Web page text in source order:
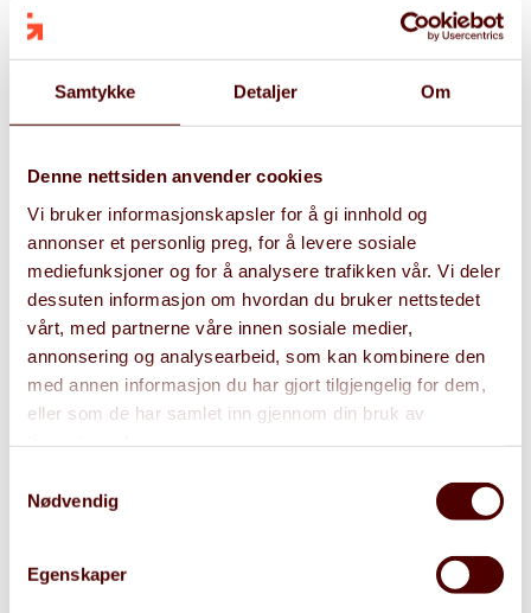
Samtykke Detaljer Om
Denne nettsiden anvender cookies
Vi bruker informasjonskapsler for å gi innhold og
annonser et personlig preg, for å levere sosiale
mediefunksjoner og for å analysere trafikken vår. Vi deler
dessuten informasjon om hvordan du bruker nettstedet
vårt, med partnerne våre innen sosiale medier,
annonsering og analysearbeid, som kan kombinere den
med annen informasjon du har gjort tilgjengelig for dem,
eller som de har samlet inn gjennom din bruk av
Nødvendig
Egenskaper
som gjør at IT og forretning samarbeider godt.
Tydelige rammebetingelser
kan føre til uklar rolleforståelse og frustrasjoner.
Her er det viktig med god endringsledelse. Å få
med seg folka er ofte en større utfordring enn
det tekniske. Det kan være ekstra krevende i
energibransjen, der tradisjonell prosjektledelse
står sterkt.
Gjøre kontinuerlige forbedringer i hele
livsløpet til et produkt
En god produktleder søker å jobbe stegvis for å
sikre at man skaper verdi for brukerne. Det er
bygger riktig produkt, men vel så viktig for å